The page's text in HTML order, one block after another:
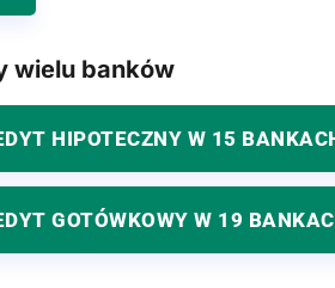
wielu banków
HIPOTECZNY W 15
GOTÓWKOWY W 19